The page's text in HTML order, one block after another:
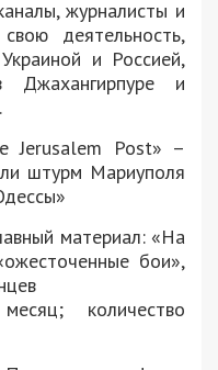
журналисты и
деятельность,
и Россией,
Джахангирпуре и
Jerusalem Post» –
штурм Мариуполя
материал: «На
бои»,
количество